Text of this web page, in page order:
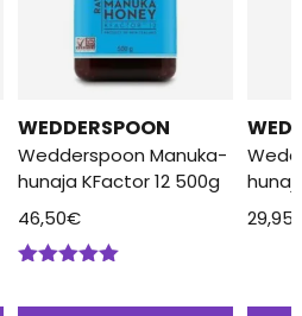
WEDDERSPOON
Wedderspoon Manuka-
hunaja KFactor 12 500g
46,50€
29,95